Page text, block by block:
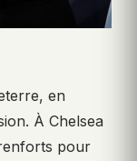
en
À Chelsea
pour